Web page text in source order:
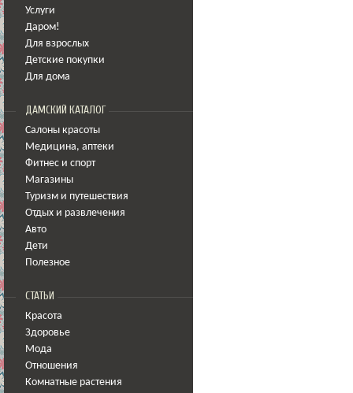
Услуги
Даром!
Для взрослых
Детские покупки
Для дома
ДАМСКИЙ КАТАЛОГ
Салоны красоты
Медицина, аптеки
Фитнес и спорт
Магазины
Туризм и путешествия
Отдых и развлечения
Авто
Дети
Полезное
СТАТЬИ
Красота
Здоровье
Мода
Отношения
Комнатные растения